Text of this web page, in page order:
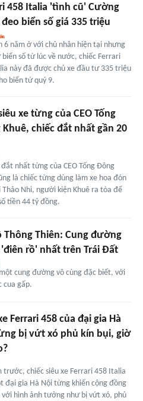
458 Italia 'tình cũ' Cường
biển số giá 335 triệu
6 năm ở với chủ nhân hiện tại nhưng
biển số từ lúc về nước, chiếc Ferrari
này đã được chủ xe đầu tư 335 triệu
biển tứ quý 9.
xe từng của CEO Tống
chiếc đắt nhất gần 20
đắt nhất từng của CEO Tống Đông
là chiếc từng dùng làm xe hoa đón
Thảo Nhi, người kiện Khuê ra tòa để
tiền 44 tỷ đồng.
Thông Thiên: Cung đường
'điên rồ' nhất trên Trái Đất
cung đường vô cùng đặc biết, với
cua gấp.
Ferrari 458 của đại gia Hà
bị vứt xó phủ kín bụi, giờ
trước, chiếc siêu xe Ferrari 458 Italia
đại gia Hà Nội từng khiến cộng đồng
với hình ảnh tưởng như bị vứt xó, phủ